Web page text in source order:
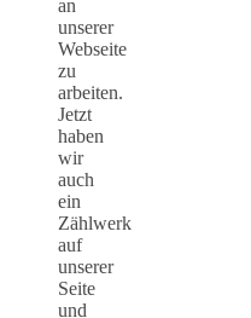
an
unserer
Webseite
zu
arbeiten.
Jetzt
haben
wir
auch
ein
Zählwerk
auf
unserer
Seite
und